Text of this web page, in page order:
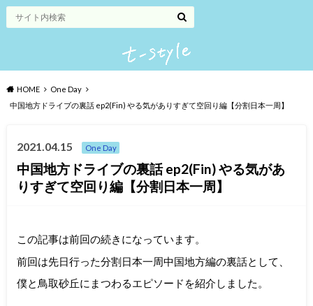
HOME
One Day
中国地方ドライブの裏話 ep2(Fin) やる気がありすぎて空回り編【分割日本一周】
2021.04.15 One Day
中国地方ドライブの裏話 ep2(Fin) やる気があ
りすぎて空回り編【分割日本一周】
この記事は前回の続きになっています。
前回は先日行った分割日本一周中国地方編の裏話として、
僕と鳥取砂丘にまつわるエピソードを紹介しました。